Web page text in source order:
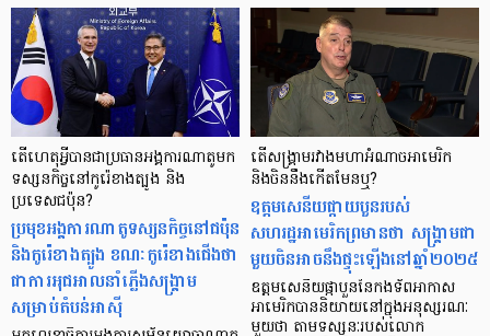
តើហេតុអ្វីបានជាប្រធានអង្គការណាតូមក
ទស្សនកិច្ចនៅកូរ៉េខាងត្បូង និង
ប្រទេសជប៉ុន?
ប្រមុខអង្គការណាតូទស្សនកិច្ចនៅជប៉ុន
និងកូរ៉េខាងត្បូង ខណៈកូរ៉េខាងជើងថា
ជាការអុជអាលនាំភ្លើងសង្គ្រាម
សម្រាប់តំបន់អាស៊ី
តើសង្គ្រាមរវាងមហាអំណាចអាមេរិក
និងចិននឹងកើតមែនឬ?
ឧត្តមសេនីយផ្កាយបួនរបស់
សហរដ្ឋអាមេរិកព្រមានថា សង្គ្រាមជា
មួយចិនអាចនឹងផ្ទុះឡើងនៅឆ្នាំ២០២៥
ឧត្តមសេនីយផ្កាបួននៃកងទ័ពអាកាស
អាមេរិកបាននិយាយនៅក្នុងអនុស្សរណៈ
មួយថា តាមទស្សនៈរបស់លោក